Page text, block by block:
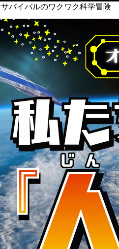
バイバルのワクワク科学冒険